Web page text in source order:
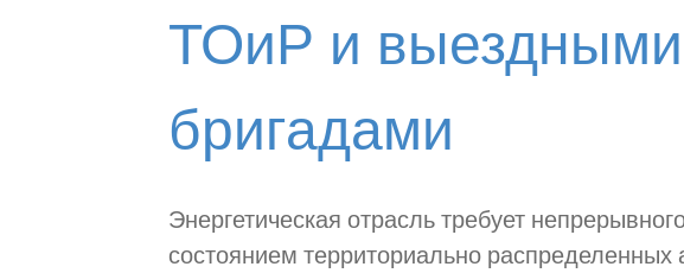
ТОиР и выездными
бригадами
Энергетическая отрасль требует
состоянием территориально